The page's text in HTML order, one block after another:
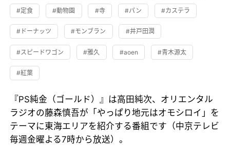
#定食 #動物園 #寺 #パン #カステラ
#ドーナッツ #モンブラン #井戸田潤
#スピードワゴン #雅久 #aoen #青木源太
#紅葉
『PS純金（ゴールド）』は高田純次、オリエンタル
ラジオの藤森慎吾が「やっぱり地元はオモシロイ」を
テーマに東海エリアを紹介する番組です（中京テレビ
毎週金曜よる7時から放送）。